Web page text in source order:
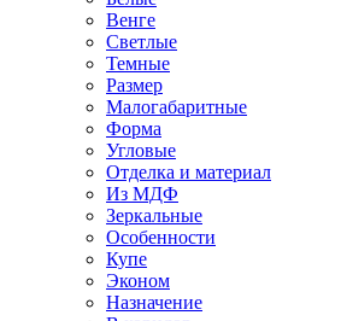
Венге
Светлые
Темные
Размер
Малогабаритные
Форма
Угловые
Отделка и материал
Из МДФ
Зеркальные
Особенности
Купе
Эконом
Назначение